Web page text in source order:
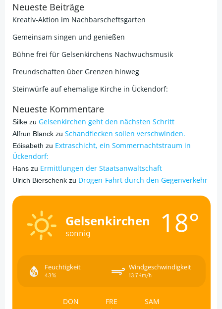
Neueste Beiträge
Kreativ-Aktion im Nachbarscheftsgarten
Gemeinsam singen und genießen
Bühne frei für Gelsenkirchens Nachwuchsmusik
Freundschaften über Grenzen hinweg
Steinwürfe auf ehemalige Kirche in Ückendorf:
Neueste Kommentare
Silke zu Gelsenkirchen geht den nächsten Schritt
Alfrun Blanck zu Schandflecken sollen verschwinden.
Eöisabeth zu Extraschicht, ein Sommernachtstraum in
Ückendorf:
Hans zu Ermittlungen der Staatsanwaltschaft
Ulrich Bierschenk zu Drogen-Fahrt durch den Gegenverkehr
Gelsenkirchen
sonnig 18°
Feuchtigkeit
43%
Windgeschwindigkeit
13.7Km/h
DON FRE SAM